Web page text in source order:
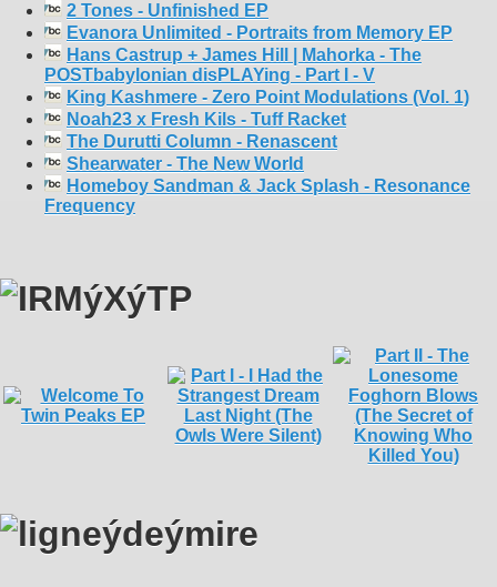
2 Tones - Unfinished EP
Evanora Unlimited - Portraits from Memory EP
Hans Castrup + James Hill | Mahorka - The
POSTbabylonian disPLAYing - Part I - V
King Kashmere - Zero Point Modulations (Vol. 1)
Noah23 x Fresh Kils - Tuff Racket
The Durutti Column - Renascent
Shearwater - The New World
Homeboy Sandman & Jack Splash - Resonance
Frequency